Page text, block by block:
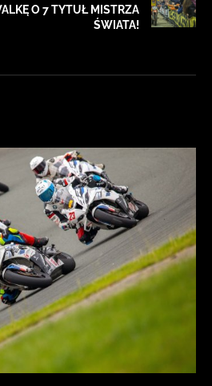
O 7 TYTUŁ MISTRZA
ŚWIATA!